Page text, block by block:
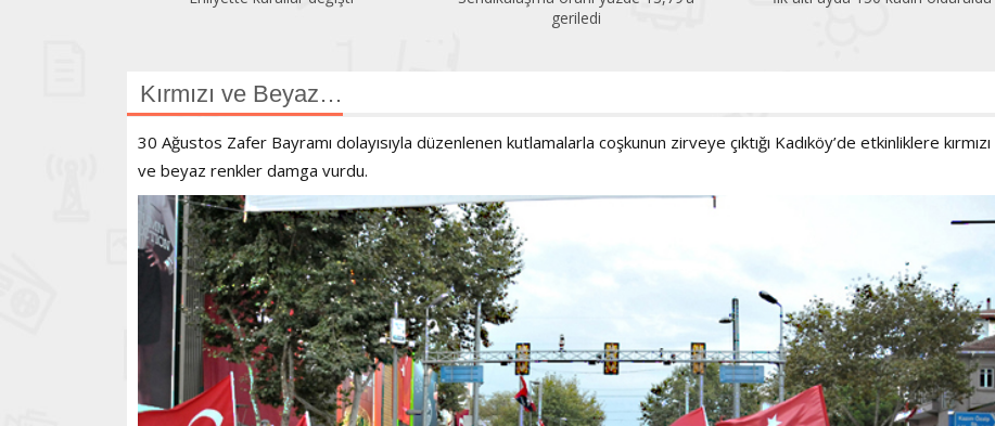
Kırmızı ve Beyaz…
30 Ağustos Zafer Bayramı dolayısıyla düzenlenen kutlamalarla coşkunun zirveye çıktığı Kadıköy’de etkinliklere kırmızı
ve beyaz renkler damga vurdu.